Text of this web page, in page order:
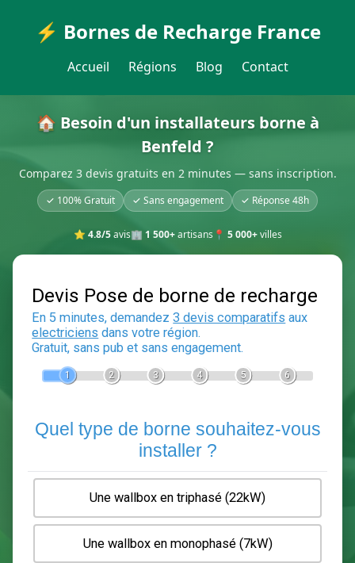
⚡ Bornes de Recharge France
Accueil Régions Blog Contact
🏠 Besoin d'un installateurs borne à
Benfeld ?
Comparez 3 devis gratuits en 2 minutes — sans inscription.
✓ 100% Gratuit ✓ Sans engagement ✓ Réponse 48h
⭐ 4.8/5avis🏢 1 500+artisans 📍 5 000+villes
Devis Pose de borne de
En 5 minutes, demandez3 devis comparatifs
Gratuit, sans pub et sans engagement.
2 3 6
Quel type de borne souhaitez-
installer ?